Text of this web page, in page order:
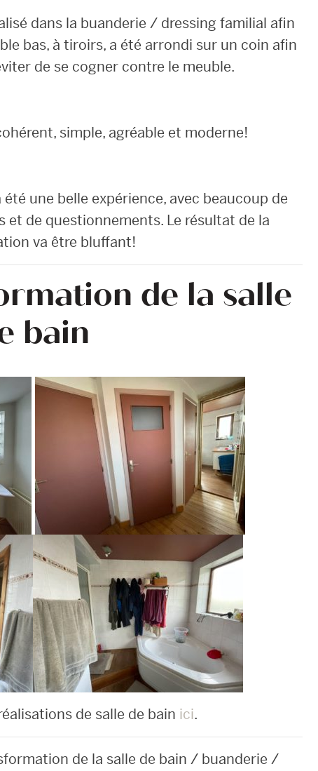
dans la buanderie / dressing familial afin
bas, à tiroirs, a été arrondi sur un coin afin
de se cogner contre le meuble.
simple, agréable et moderne!
une belle expérience, avec beaucoup de
et de questionnements. Le résultat de la
va être bluffant!
de la salle
bain
de salle de bain ici.
de la salle de bain / buanderie /